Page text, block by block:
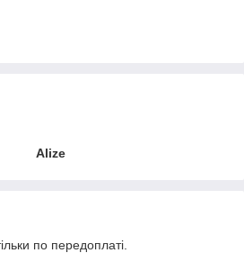
Alize
по передоплаті.